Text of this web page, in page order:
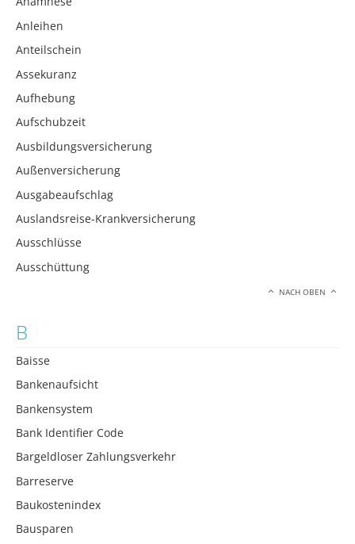
Anleihen
Anteilschein
Assekuranz
Aufhebung
Aufschubzeit
Ausbildungsversicherung
Außenversicherung
Ausgabeaufschlag
Auslandsreise-Krankversicherung
Ausschlüsse
Ausschüttung
NACH OBEN
B
Baisse
Bankenaufsicht
Bankensystem
Bank Identifier Code
Bargeldloser Zahlungsverkehr
Barreserve
Baukostenindex
Bausparen